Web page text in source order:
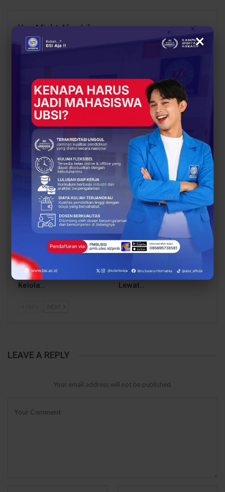
All
You Might Also Like
UBSI Buka Call for
Papers ICAISD 2026,
Dorong Riset Teknologi
dan Keamanan Siber…
Siap Kuliah Berkualitas?
UBSI Cengkareng Gelar
Open Booth Spesial
dengan Beasiswa…
BERITA
Dari Catatan Manual
Menuju Digital, UBSI
Bantu Bank Sampah
Mawar Burangrang
Kelola…
BERITA
Dari Sampah Jadi
Rupiah, UBSI Bantu
Burangrang Go Digital
Lewat…
NEXT
LEAVE A REPLY
Your email address will not be published.
×